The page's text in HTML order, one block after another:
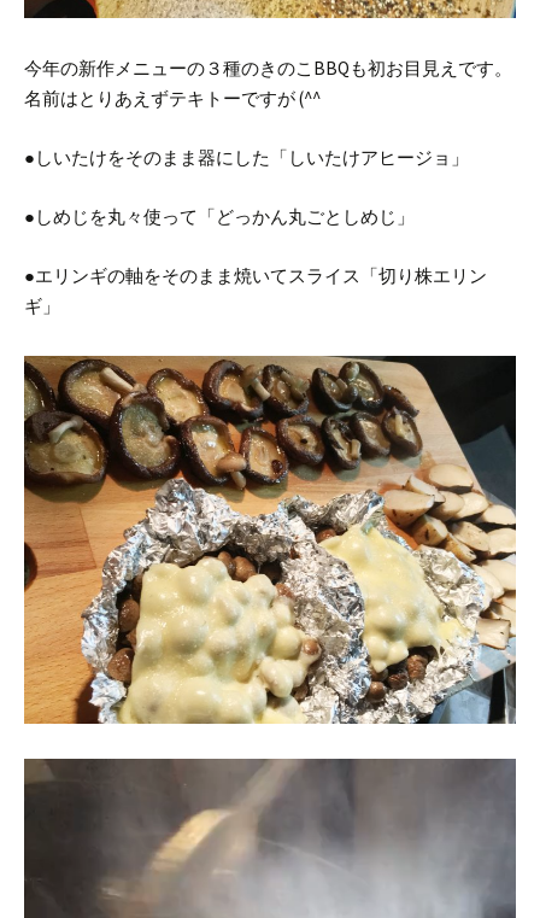
今年の新作メニューの３種のきのこBBQも初お目見えです。
名前はとりあえずテキトーですが (^^ゞ
●しいたけをそのまま器にした「しいたけアヒージョ」
●しめじを丸々使って「どっかん丸ごとしめじ」
●エリンギの軸をそのまま焼いてスライス「切り株エリン
ギ」